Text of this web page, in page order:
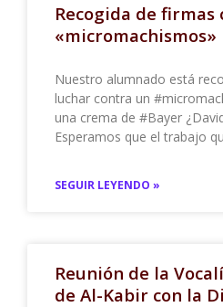
Recogida de firmas
«micromachismos»
Nuestro alumnado está
luchar contra un
una crema de #Bayer
Esperamos que el trabajo
SEGUIR LEYENDO »
Reunión de la
de Al-Kabir con la